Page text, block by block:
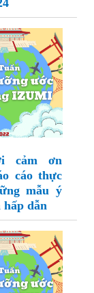
cảm ơn
cáo thực
mẫu ý
hấp dẫn